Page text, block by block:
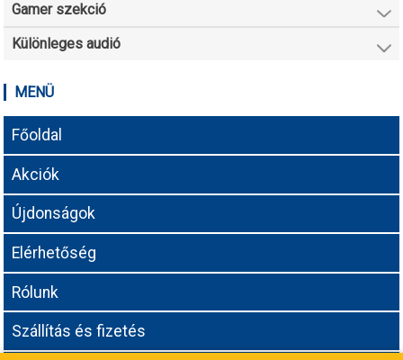
Gamer szekció
Különleges audió
MENÜ
Főoldal
Akciók
Újdonságok
Elérhetőség
Rólunk
Szállítás és fizetés